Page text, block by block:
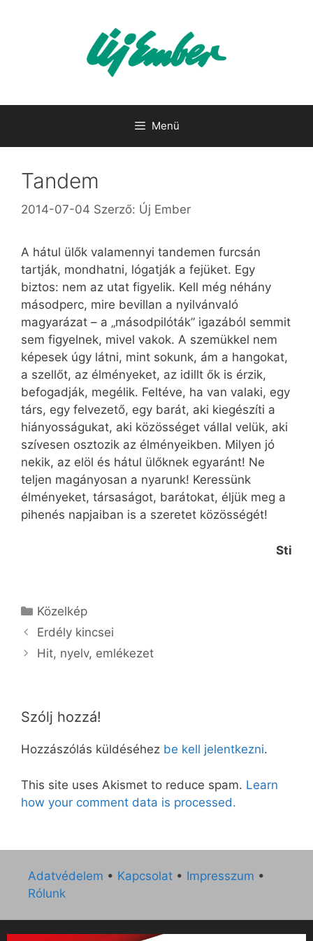
Menü
Tandem
2014-07-04 Szerző: Új Ember
A hátul ülők valamennyi tandemen furcsán
tartják, mondhatni, lógatják a fejüket. Egy
biztos: nem az utat figyelik. Kell még néhány
másodperc, mire bevillan a nyilvánvaló
magyarázat – a „másodpilóták” igazából semmit
sem figyelnek, mivel vakok. A szemükkel nem
képesek úgy látni, mint sokunk, ám a hangokat,
a szellőt, az élményeket, az idillt ők is érzik,
befogadják, megélik. Feltéve, ha van valaki, egy
társ, egy felvezető, egy barát, aki kiegészíti a
hiányosságukat, aki közösséget vállal velük, aki
szívesen osztozik az élményeikben. Milyen jó
nekik, az elöl és hátul ülőknek egyaránt! Ne
teljen magányosan a nyarunk! Keressünk
élményeket, társaságot, barátokat, éljük meg a
pihenés napjaiban is a szeretet közösségét!
Sti
Kategória
Közelkép
Erdély kincsei
Hit, nyelv, emlékezet
Szólj hozzá!
Hozzászólás küldéséhez be kell jelentkezni.
This site uses Akismet to reduce spam. Learn
how your comment data is processed.
Adatvédelem • Kapcsolat • Impresszum •
Rólunk